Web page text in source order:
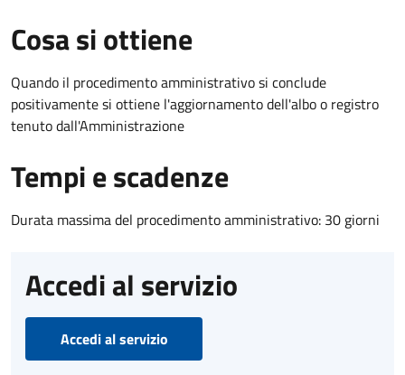
Cosa si ottiene
Quando il procedimento amministrativo si conclude
positivamente si ottiene l'aggiornamento dell'albo o registro
tenuto dall'Amministrazione
Tempi e scadenze
Durata massima del procedimento amministrativo: 30 giorni
Accedi al servizio
Accedi al servizio